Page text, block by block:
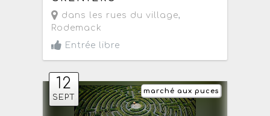
dans les rues du village,
Rodemack
Entrée libre
12
SEPT
marché aux puces